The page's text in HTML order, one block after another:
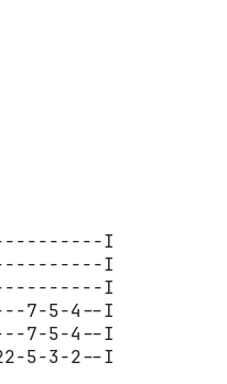
I
I
I
7-5-4--I
7-5-4--I
5-3-2--I